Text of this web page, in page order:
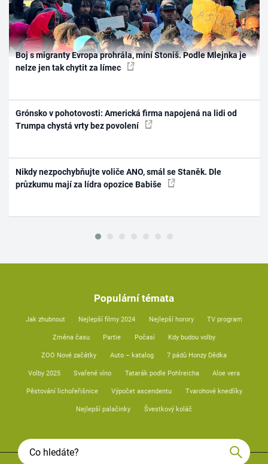
Boj s migranty Evropa prohrála, míní Stoniš. Podle Mlejnka je
nelze jen tak chytit za límec
Grónsko v pohotovosti: Americká firma napojená na lidi od
Trumpa chystá vrty bez povolení
Nikdy nezpochybňujte voliče ANO, smál se Staněk. Dle
průzkumu mají za lídra opozice Babiše
Populární témata
Jak zhubnout Nejlepší filmy 2024 Nejlepší horory TV program
Změna času Partie Počasí Kdy budou volby
ZOO Nové začátky Auto – katalog 7 pádů Honzy Dědka
Volby 2025 Svařené víno Tatarák podle Pohlreicha Aloe vera
Pěstování lichořeřišnice Výpočet ascendentu Tvarohové knedlíky
Nejlepší palačinky Švestkový koláč